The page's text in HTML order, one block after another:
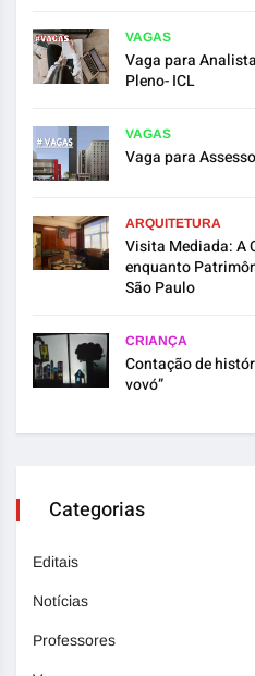
VAGAS
Vaga para
Pleno- ICL
VAGAS
Vaga para
ARQUITETURA
Visita Mediada: A
enquanto
São Paulo
CRIANÇA
Contação de
vovó”
Categorias
Editais
Notícias
Professores